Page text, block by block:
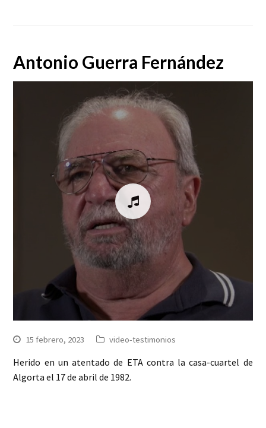
Antonio Guerra Fernández
15 febrero, 2023 video-testimonios
Herido en un atentado de ETA contra la casa-cuartel de
Algorta el 17 de abril de 1982.